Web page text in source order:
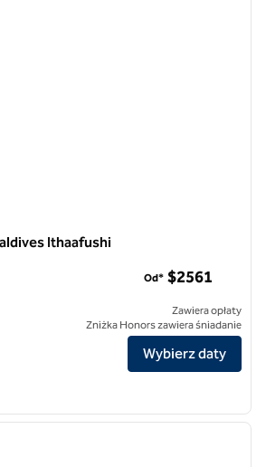
Ithaafushi
Waldorf Astoria Maldives Ithaafushi
Od* $2​561
Zawiera opłaty
Zniżka Honors zawiera śniadanie
Wybierz daty